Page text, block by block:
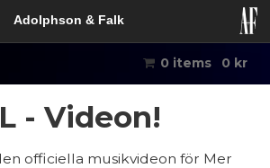
Adolphson & Falk
0 items 0 kr
- Videon!
officiella musikvideon för Mer